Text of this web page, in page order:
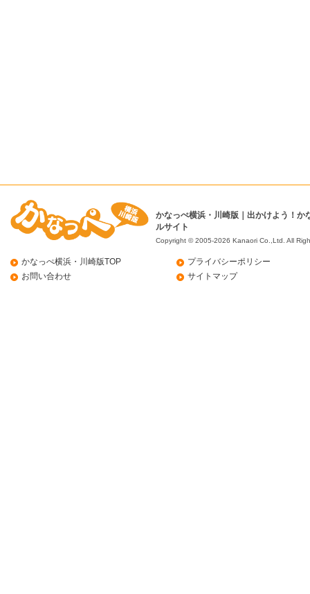
かなっぺ横浜・川崎版｜出かけよう！か
ルサイト
Copyright © 2005-2026 Kanaori Co.,Ltd. All
かなっぺ横浜・川崎版TOP
お問い合わせ
プライバシーポリシー
サイトマップ